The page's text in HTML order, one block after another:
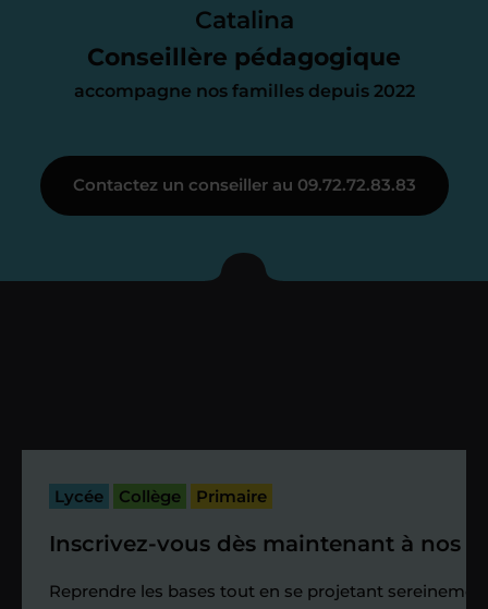
Catalina
Conseillère pédagogique
accompagne nos familles depuis 2022
parfait. À partir de maintenant nous
nous occupons de tout.
Je vous présente votre
enseignant sous 72
passé.
Étape 4
Contactez un conseiller au 09.72.72.83.83
Lycée Collège Primaire
Inscrivez-vous dès maintenant à nos
Reprendre les bases tout en se projetant